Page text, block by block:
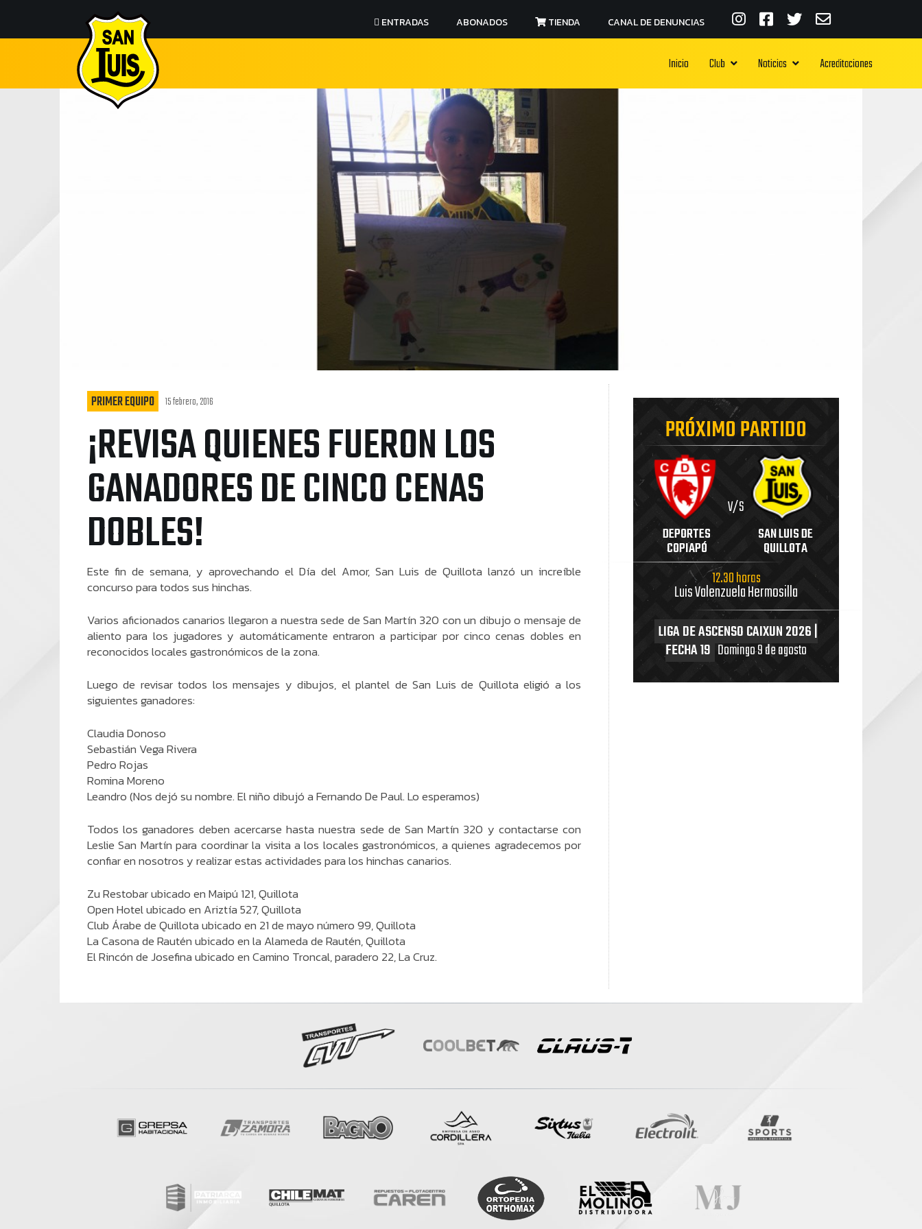
ENTRADAS ABONADOS TIENDA CANAL DE DENUNCIAS
Inicio Club Noticias Acreditaciones
PRIMER EQUIPO 15 febrero, 2016
¡REVISA QUIENES FUERON LOS
GANADORES DE CINCO CENAS
DOBLES!
Este fin de semana, y aprovechando el Día del Amor, San Luis de Quillota lanzó un increíble
concurso para todos sus hinchas.
Varios aficionados canarios llegaron a nuestra sede de San Martín 320 con un dibujo o mensaje de
aliento para los jugadores y automáticamente entraron a participar por cinco cenas dobles en
reconocidos locales gastronómicos de la zona.
Luego de revisar todos los mensajes y dibujos, el plantel de San Luis de Quillota eligió a los
siguientes ganadores:
Claudia Donoso
Sebastián Vega Rivera
Pedro Rojas
Romina Moreno
Leandro (Nos dejó su nombre. El niño dibujó a Fernando De Paul. Lo esperamos)
Todos los ganadores deben acercarse hasta nuestra sede de San Martín 320 y contactarse con
Leslie San Martín para coordinar la visita a los locales gastronómicos, a quienes agradecemos por
confiar en nosotros y realizar estas actividades para los hinchas canarios.
Zu Restobar ubicado en Maipú 121, Quillota
Open Hotel ubicado en Ariztía 527, Quillota
Club Árabe de Quillota ubicado en 21 de mayo número 99, Quillota
La Casona de Rautén ubicado en la Alameda de Rautén, Quillota
El Rincón de Josefina ubicado en Camino Troncal, paradero 22, La Cruz.
PRÓXIMO PARTIDO
DEPORTES
COPIAPÓ
V/S
SAN LUIS DE
QUILLOTA
12.30 horas
Luis Valenzuela Hermosilla
LIGA DE ASCENSO CAIXUN 2026 |
FECHA 19 Domingo 9 de agosto